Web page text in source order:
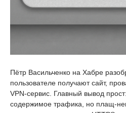
Пётр Васильченко на Хабре
пользователе получают сайт,
VPN-сервис. Главный вывод
содержимое трафика, но плащ-